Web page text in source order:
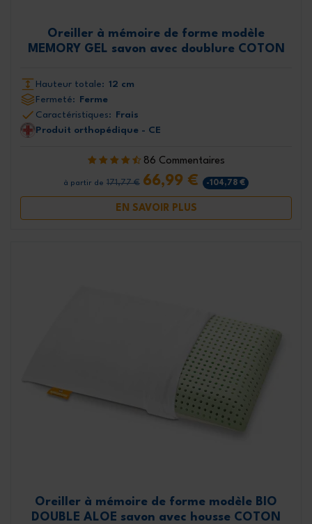
Oreiller à mémoire de forme modèle
MEMORY GEL savon avec doublure COTON
Hauteur totale: 12 cm
Fermeté:
Ferme
Caractéristiques:
Frais
Produit orthopédique - CE
86 Commentaires
à partir de 171,77 € 66,99 € -104,78 €
EN SAVOIR PLUS
Oreiller à mémoire de forme modèle BIO
DOUBLE ALOE savon avec housse COTON